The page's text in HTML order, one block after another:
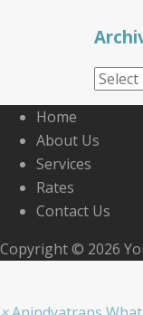
Home
About Us
Services
Rates
Contact Us
Copyright © 2026